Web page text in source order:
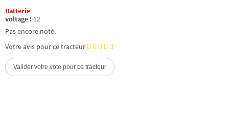
Batterie
voltage : 12
Pas encore noté.
Votre avis pour ce tracteur